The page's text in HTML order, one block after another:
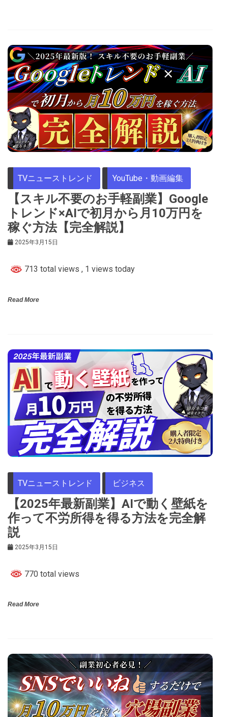
TVニューストレンド YouTube・動画編集
【スキル不要のお手軽副業】Google
トレンド×AIで初月から月10万円を
稼ぐ方法【完全解説】
2025年3月15日
713 total views , 1 views today
Read More
TVニューストレンド ビジネス
【2025年最新副業】AIで動く壁紙を
作って不労所得を得る方法を完全解
説
2025年3月15日
770 total views
Read More